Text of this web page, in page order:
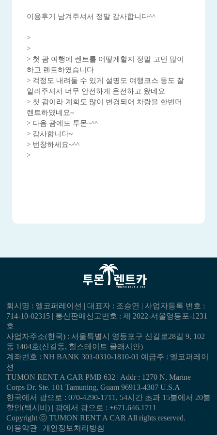
이용후기 남겨주셔서 정말 감사합니다^^
>
>
> 첫 괌 여행에 렌트를 어떻게할지 정말 고민 많이
하고 렌트하였습니다
> 걱정도 내려둘 수 있게 설명도 여행코스 등도 잘
알려주셔서 너무 안전하게 운전하고 왔네요
> 첫 괌이라 계회도 많이 변경되어 차량을 한번더
렌트하였네요~
> 다음 괌에도 투몬~^^
> 감사합니다~
> 번창하세요~^^
>
회시명 : 엘코퍼레이션 | 대표자 : 조승연 | 사업자등록 번호 :
714-10-02315 | 통신판매신고번호 : 제 2022-서울영등포-1231
호
사업자주소(한국) : 서울특별시 영등포구 신길로28길 9, 102
동 1404호(신길동, 힐스테이트 클래시안)
계좌번호 : NH BANK 301-0310-1810-01 예금주 : 엘코퍼레이
션
TUMON RENT A CAR PMB 632 | Addr : 1270 N, Marine
Corps Dr. Ste. 101 Tamuning, Guam 96913-4307 U.S.A
한국에서 괌으로 : 070-4290-1711, 54시간 초과 15불에서 20불
할인(택시비) | 괌에서 괌으로 : +671.646.1711
Copyright ⓒ TUMON RENT A CAR All rights reserved.
이용약관
개인정보처리방침